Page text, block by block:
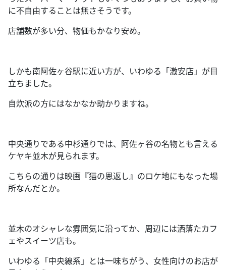
に不自由することは無さそうです。
店舗数が多い分、物価もかなり安め。
しかも南阿佐ヶ谷駅に近い方が、いわゆる「激安店」が目
立ちました。
自炊派の方にはなかなか助かりますね。
中央通りである中杉通りでは、阿佐ヶ谷の名物とも言える
ケヤキ並木が見られます。
こちらの通りは映画『猫の恩返し』のロケ地にもなった場
所なんだとか。
並木のオシャレな雰囲気に沿ってか、周辺には洒落たカフ
ェやスイーツ店も。
いわゆる「中央線系」とは一味ちがう、女性向けのお店が